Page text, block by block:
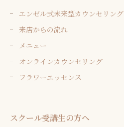
エンゼル式未来型カウンセリング
来店からの流れ
メニュー
オンラインカウンセリング
フラワーエッセンス
スクール受講生の方へ